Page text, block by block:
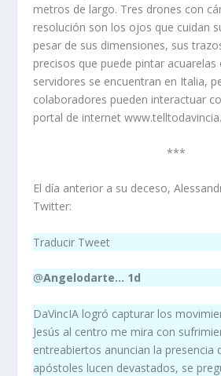
metros de largo. Tres drones con
resolución son los ojos que cuidan
pesar de sus dimensiones, sus
precisos que puede pintar acuarelas
servidores se encuentran en Italia,
colaboradores pueden interactuar
portal de internet
***
El día anterior a su deceso,
Twitter:
Traducir Tweet
@Angelodarte… 1d
DaVincIA logró capturar los
Jesús al centro me mira con
entreabiertos anuncian la presencia
apóstoles lucen devastados, se